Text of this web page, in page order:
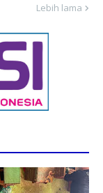
Lebih lama